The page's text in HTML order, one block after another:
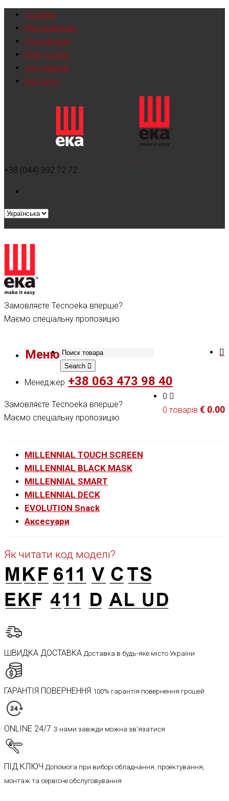
Головна
Про компанію
Сертифікати
Прес-релізи
Для дилерів
Контакти
+38 (044) 392 72 72
Замовляєте Tecnoeka вперше?
Маємо спеціальну пропозицію
Меню
Search
Менеджер +38 063 473 98 40
0
0 товарів € 0.00
Замовляєте Tecnoeka вперше?
Маємо спеціальну пропозицію
MILLENNIAL TOUCH SCREEN
MILLENNIAL BLACK MASK
MILLENNIAL SMART
MILLENNIAL DECK
EVOLUTION Snack
Аксесуари
Як читати код моделі?
ШВИДКА ДОСТАВКА Доставка в будь-яке місто України
ГАРАНТІЯ ПОВЕРНЕННЯ 100% гарантія повернення грошей
ONLINE 24/7 З нами завжди можна зв'язатися
ПІД КЛЮЧ Допомога при виборі обладнання, проектування,
монтаж та сервісне обслуговування